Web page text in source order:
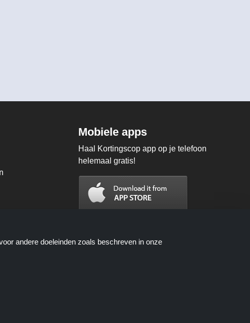
Mobiele apps
Haal Kortingscop app op je telefoon
helemaal gratis!
worden beschikbaar gesteld door
andere doeleinden zoals beschreven in onze